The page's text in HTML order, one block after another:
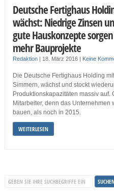
Deutsche Fertighaus
wächst: Niedrige Zinsen
gute Hauskonzepte
mehr Bauprojekte
Redaktion| 18. März 2016 | Keine
Die Deutsche Fertighaus Holding
Simmern, wächst und stockt
Produktionskapazitäten massiv auf.
Mitarbeiter, denn das
bauen, als noch in 2015.
WEITERLESEN